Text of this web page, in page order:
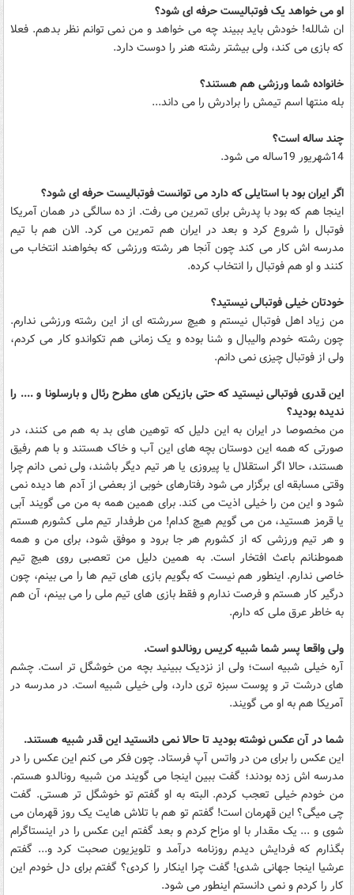
او می خواهد یک فوتبالیست حرفه ای شود؟
ان شالله! خودش باید ببیند چه می خواهد و من نمی توانم نظر بدهم. فعلا
که بازی می کند، ولی بیشتر رشته هنر را دوست دارد.
خانواده شما ورزشی هم هستند؟
بله منتها اسم تیمش را برادرش را می داند...
چند ساله است؟
14شهریور 19ساله می شود.
اگر ایران بود با استایلی که دارد می توانست فوتبالیست حرفه ای شود؟
اینجا هم که بود با پدرش برای تمرین می رفت. از ده سالگی در همان آمریکا
فوتبال را شروع کرد و بعد در ایران هم تمرین می کرد. الان هم با تیم
مدرسه اش کار می کند چون آنجا هر رشته ورزشی که بخواهند انتخاب می
کنند و او هم فوتبال را انتخاب کرده.
خودتان خیلی فوتبالی نیستید؟
من زیاد اهل فوتبال نیستم و هیچ سررشته ای از این رشته ورزشی ندارم.
چون رشته خودم والیبال و شنا بوده و یک زمانی هم تکواندو کار می کردم،
ولی از فوتبال چیزی نمی دانم.
این قدری فوتبالی نیستید که حتی بازیکن های مطرح رئال و بارسلونا و .... را
ندیده بودید؟
من مخصوصا در ایران به این دلیل که توهین های بد به هم می کنند، در
صورتی که همه این دوستان بچه های این آب و خاک هستند و با هم رفیق
هستند، حالا اگر استقلال یا پیروزی یا هر تیم دیگر باشند، ولی نمی دانم چرا
وقتی مسابقه ای برگزار می شود رفتارهای خوبی از بعضی از آدم ها دیده نمی
شود و این من را خیلی اذیت می کند. برای همین همه به من می گویند آبی
یا قرمز هستید، من می گویم هیچ کدام! من طرفدار تیم ملی کشورم هستم
و هر تیم ورزشی که از کشورم هر جا برود و موفق شود، برای من و همه
هموطنانم باعث افتخار است. به همین دلیل من تعصبی روی هیچ تیم
خاصی ندارم. اینطور هم نیست که بگویم بازی های تیم ها را می بینم، چون
درگیر کار هستم و فرصت ندارم و فقط بازی های تیم ملی را می بینم، آن هم
به خاطر عرق ملی که دارم.
ولی واقعا پسر شما شبیه کریس رونالدو است.
آره خیلی شبیه است؛ ولی از نزدیک ببینید بچه من خوشگل تر است. چشم
های درشت تر و پوست سبزه تری دارد، ولی خیلی شبیه است. در مدرسه در
آمریکا هم به او می گویند.
شما در آن عکس نوشته بودید تا حالا نمی دانستید این قدر شبیه هستند.
این عکس را برای من در واتس آپ فرستاد. چون فکر می کنم این عکس را در
مدرسه اش زده بودند؛ گفت ببین اینجا می گویند من شبیه رونالدو هستم.
من خودم خیلی تعجب کردم. البته به او گفتم تو خوشگل تر هستی. گفت
چی میگی؟ این قهرمان است! گفتم تو هم با تلاش هایت یک روز قهرمان می
شوی و ... یک مقدار با او مزاح کردم و بعد گفتم این عکس را در اینستاگرام
بگذارم که فردایش دیدم روزنامه درآمد و تلویزیون صحبت کرد و... گفتم
عرشیا اینجا جهانی شدی! گفت چرا اینکار را کردی؟ گفتم برای دل خودم این
کار را کردم و نمی دانستم اینطور می شود.